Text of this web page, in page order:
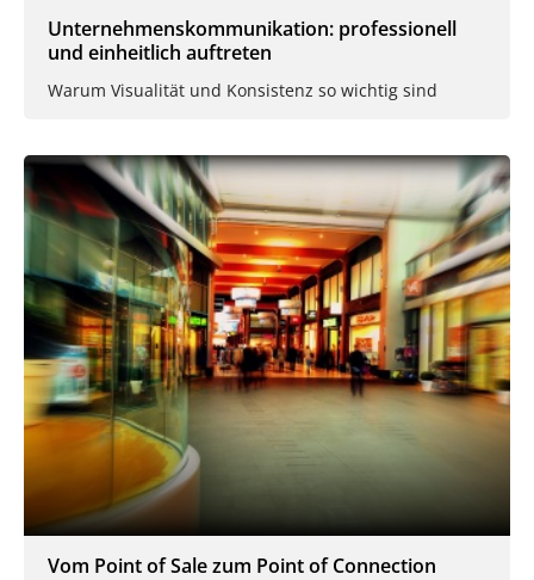
Unternehmenskommunikation: professionell
und einheitlich auftreten
Warum Visualität und Konsistenz so wichtig sind
Vom Point of Sale zum Point of Connection